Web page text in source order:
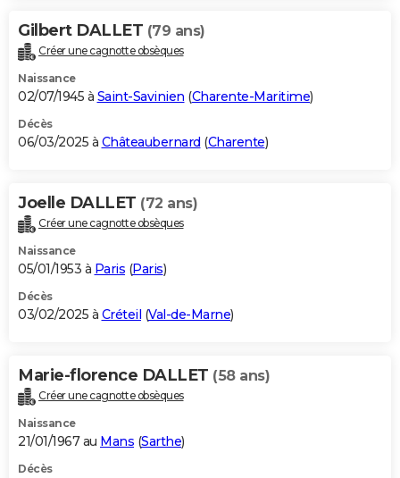
Gilbert DALLET (79 ans)
Créer une cagnotte obsèques
Naissance
02/07/1945 à Saint-Savinien (Charente-Maritime)
Décès
06/03/2025 à Châteaubernard (Charente)
Joelle DALLET (72 ans)
Créer une cagnotte obsèques
Naissance
05/01/1953 à Paris (Paris)
Décès
03/02/2025 à Créteil (Val-de-Marne)
Marie-florence DALLET (58 ans)
Créer une cagnotte obsèques
Naissance
21/01/1967 au Mans (Sarthe)
Décès